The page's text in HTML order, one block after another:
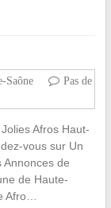
Saône
Pas de
Afros Haut-
vous sur Un
Annonces de
de Haute-
Afro…